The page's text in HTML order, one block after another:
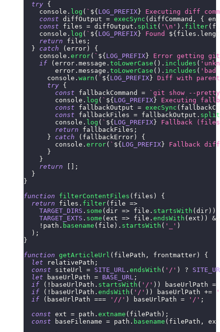
try {
console . log ( ` ${ LOG_PREFIX } Executing diff
const diffOutput = execSync ( diffCommand , {
const files = diffOutput . split ( '\n' ) . filter(
console . log ( ` ${ LOG_PREFIX } Found ${ files .
return files ;
}
catch ( error )
{
console . error( ` ${ LOG_PREFIX } Error getting git
if
( error . message . toLowerCase ( ) . includes (
        error
. message . toLowerCase ( ) . includes (
console . warn ( ` ${ LOG_PREFIX } Diff with
try {
const fallbackCommand = ` git show --
console . log ( ` ${ LOG_PREFIX } Executing
const fallbackOutput = execSync (
const fallbackFiles = fallbackOutput . split
console . log ( ` ${ LOG_PREFIX } Fallback
return fallbackFiles ;
}
catch ( fallbackError )
{
console . error( ` ${ LOG_PREFIX } Fallback diff
}
}
return
;
}
}
function
filterContentFiles ( files )
{
return files . filter( file =>
TARGET_DIRS . some ( dir => file . startsWith ( dir ) )
TARGET_EXTS . some ( ext => file . endsWith ( ext ) )
&&
! path . basename ( file ) . startsWith ( '_' )
) ;
}
function getArticleUrl ( filePath , frontmatter )
{
let relativePath ;
const siteUrl = SITE_URL . endsWith ( '/' ) ?
let baseUrlPath = BASE_URL ;
if
( ! baseUrlPath . startsWith ( '/' ) ) baseUrlPath =
if
( ! baseUrlPath . endsWith ( '/' ) ) baseUrlPath +=
if
( baseUrlPath === '//' ) baseUrlPath = '/' ;
const ext = path . extname ( filePath ) ;
const baseFilename = path . basename ( filePath ,
ext